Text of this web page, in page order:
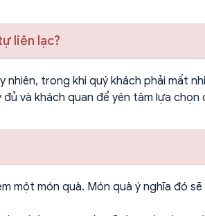
liên lạc?
trong khi quý khách phải mất
và khách quan để yên tâm lựa
một món quà. Món quà ý nghĩa đó